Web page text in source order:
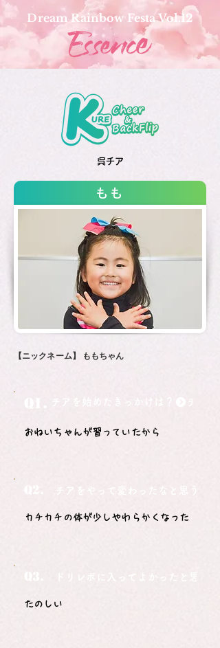
Dream Rainbow Festa Vol.12
呉チア
もも
【ニックネーム】 ももちゃん
おねいちゃんが習っていたから
Q2.
カチカチの体が少しやわらかくなった
たのしい